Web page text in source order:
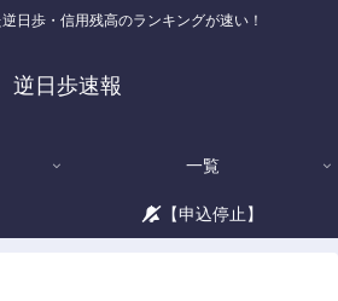
日歩・信用残高のランキングが速い！
逆日歩速報
一覧
【申込停止】